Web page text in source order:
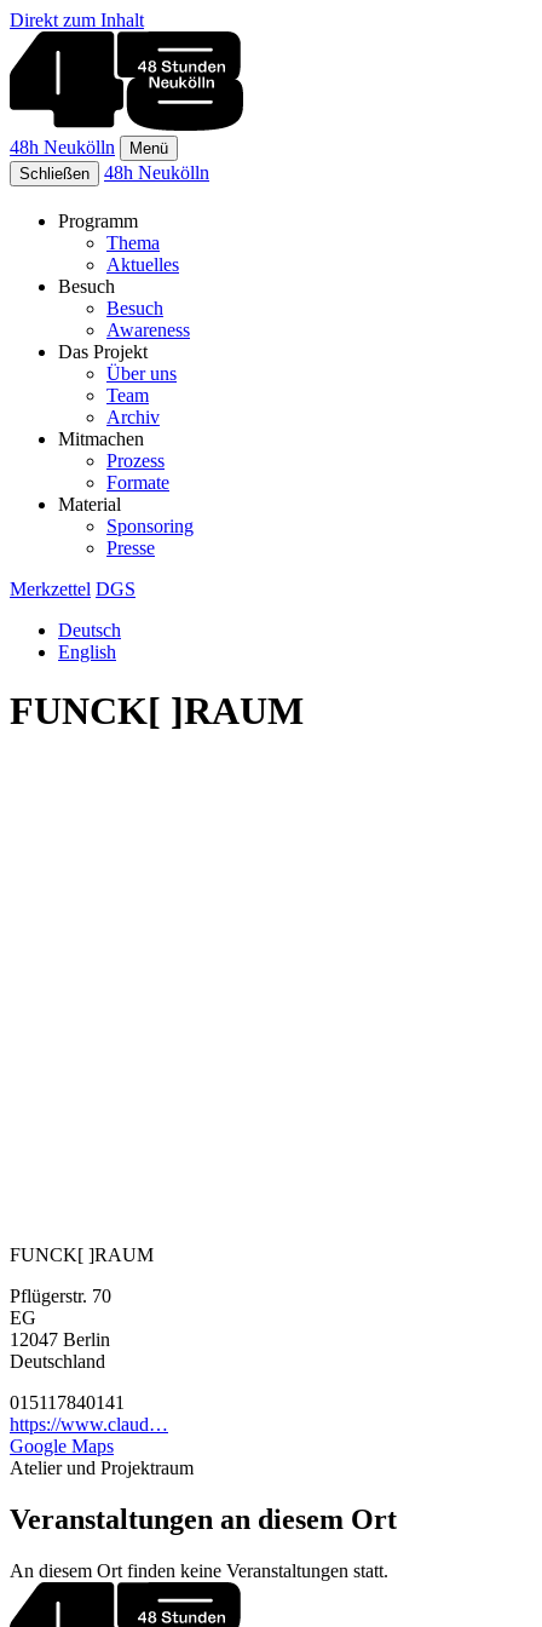
Direkt zum Inhalt
48h Neukölln
Menü
Schließen
48h Neukölln
Programm
Thema
Aktuelles
Besuch
Besuch
Awareness
Das Projekt
Über uns
Team
Archiv
Mitmachen
Prozess
Formate
Material
Sponsoring
Presse
Merkzettel DGS
Deutsch
English
FUNCK[ ]RAUM
FUNCK[ ]RAUM
Pflügerstr. 70
EG
12047 Berlin
Deutschland
015117840141
https://www.claud…
Google Maps
Atelier und Projektraum
Veranstaltungen an diesem Ort
An diesem Ort finden keine Veranstaltungen statt.